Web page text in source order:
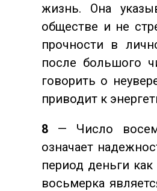
жизнь. Она
обществе и не
прочности в
после большого
говорить о
приводит к
8 — Число
означает
период деньги
восьмерка